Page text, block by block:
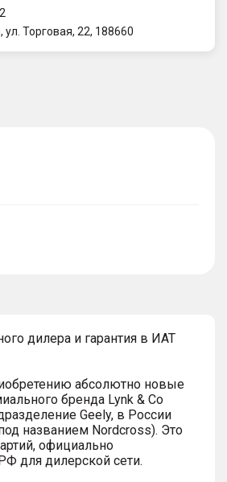
Торговая, 22, 188660
дилера и гарантия в ИАТ
абсолютно новые
бренда Lynk & Co
Geely, в России
названием Nordcross). Это
официально
для дилерской сети.